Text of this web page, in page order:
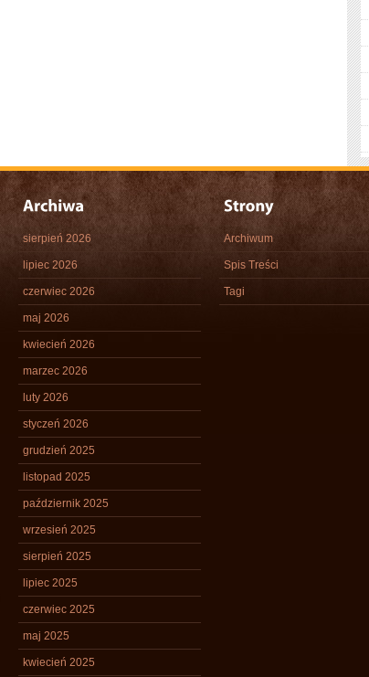
sierpień 2026
lipiec 2026
czerwiec 2026
maj 2026
kwiecień 2026
marzec 2026
luty 2026
styczeń 2026
grudzień 2025
listopad 2025
październik 2025
wrzesień 2025
sierpień 2025
lipiec 2025
czerwiec 2025
maj 2025
kwiecień 2025
Archiwum
Spis Treści
Tagi